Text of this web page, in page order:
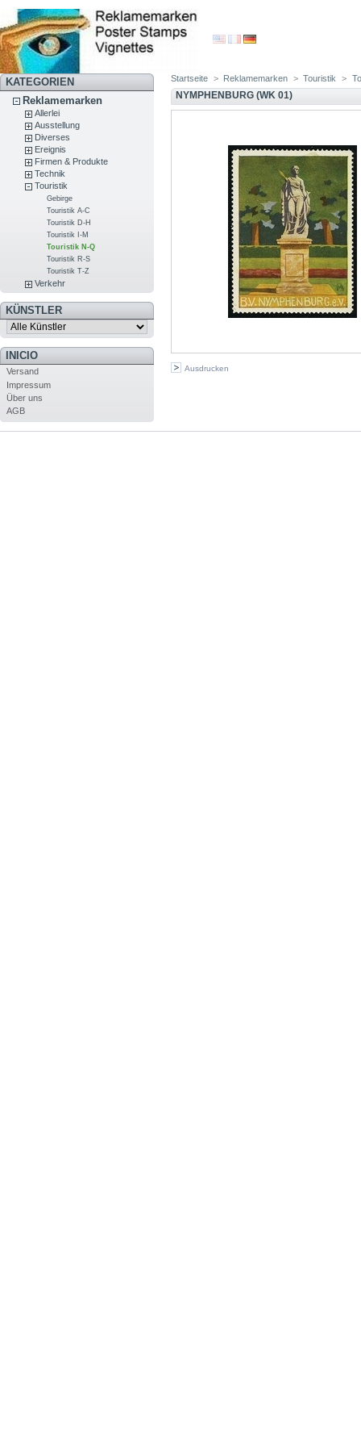
KATEGORIEN
Reklamemarken
Allerlei
Ausstellung
Diverses
Ereignis
Firmen & Produkte
Technik
Touristik
Gebirge
Touristik A-C
Touristik D-H
Touristik I-M
Touristik N-Q
Touristik R-S
Touristik T-Z
Verkehr
KÜNSTLER
INICIO
Versand
Impressum
Über uns
AGB
Startseite > Reklamemarken > Touristik >
NYMPHENBURG (WK 01)
Ausdrucken